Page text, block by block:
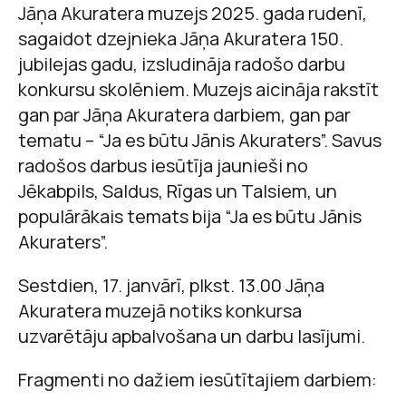
Jāņa Akuratera muzejs 2025. gada rudenī,
sagaidot dzejnieka Jāņa Akuratera 150.
jubilejas gadu, izsludināja radošo darbu
konkursu skolēniem. Muzejs aicināja rakstīt
gan par Jāņa Akuratera darbiem, gan par
tematu – “Ja es būtu Jānis Akuraters”. Savus
radošos darbus iesūtīja jaunieši no
Jēkabpils, Saldus, Rīgas un Talsiem, un
populārākais temats bija “Ja es būtu Jānis
Akuraters”.
Sestdien, 17. janvārī, plkst. 13.00 Jāņa
Akuratera muzejā notiks konkursa
uzvarētāju apbalvošana un darbu lasījumi.
Fragmenti no dažiem iesūtītajiem darbiem: